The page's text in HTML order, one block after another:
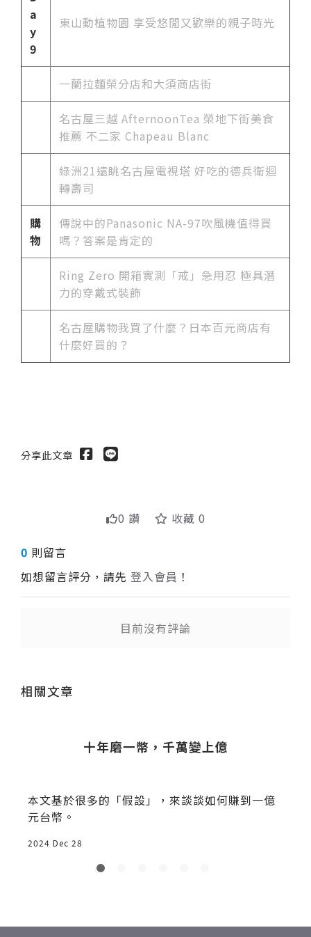
a
y
9
東山動植物園 享受悠閒又歡樂的親子時光
一蘭拉麵榮分店和大須商店街
名古屋三越 AfternoonTea 榮地下街美食
推薦 不二家 Chapeau Blanc
綠洲21遠眺名古屋電視塔 好吃的德兵衛迴
轉壽司
購
物
傳說中的Panasonic NA-97吹風機值得買
嗎？答案是肯定的
Ring Zero 開箱實測「戒」急用忍 極具潛
力的穿戴式裝飾
名古屋購物我買了什麼？日本百元商店有
什麼好買的？
分享此文章
0 讚 收藏 0
0 則留言
如想留言評分，請先 登入會員 ！
目前沒有評論
相關文章
十年磨一幣，千萬變上億
本文基於很多的「假設」，來談談如何賺到一億
元台幣。
2024 Dec 28